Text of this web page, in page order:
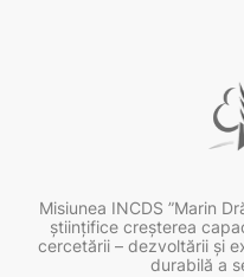
Misiunea INCDS ”Marin
ştiinţifice creşterea
cercetării – dezvoltării şi
durabilă a